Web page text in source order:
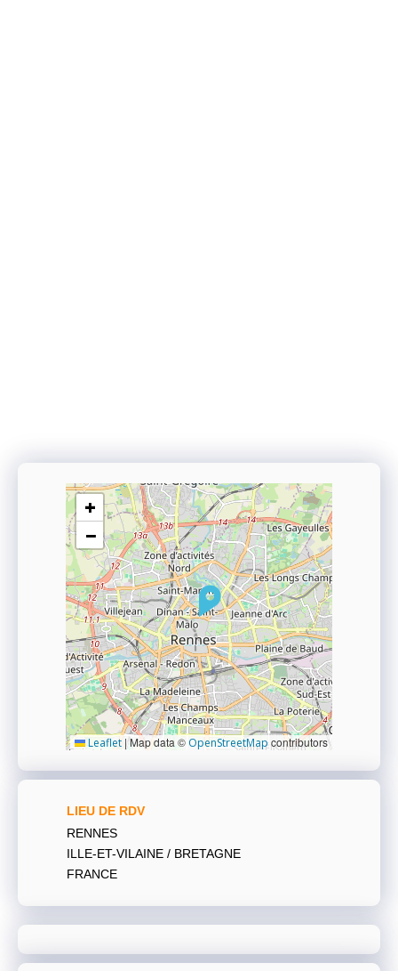
+
−
Leaflet |Map data © OpenStreetMapcontributors
LIEU DE RDV
RENNES
ILLE-ET-VILAINE / BRETAGNE
FRANCE